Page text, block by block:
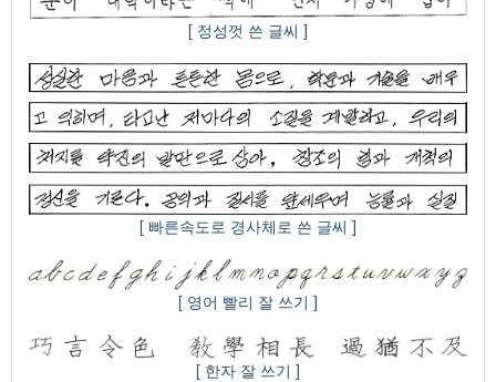
[ 정성껏 쓴 글씨 ]
[ 빠른속도로 경사체로 쓴 글씨 ]
[ 영어 빨리 잘 쓰기 ]
[ 한자 잘 쓰기 ]